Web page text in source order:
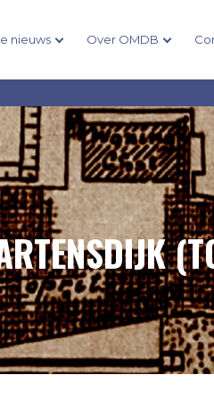
nieuws Over OMDB